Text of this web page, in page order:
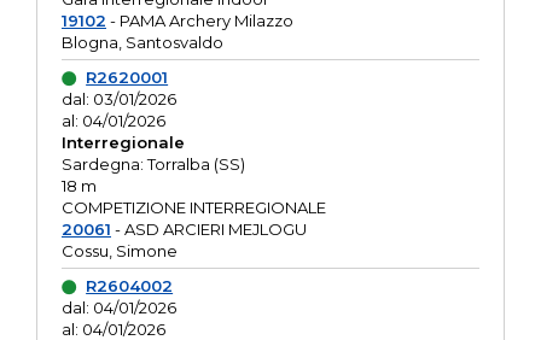
19102 - PAMA Archery Milazzo
Blogna, Santosvaldo
R2620001
dal: 03/01/2026
al: 04/01/2026
Interregionale
Sardegna: Torralba (SS)
18 m
COMPETIZIONE INTERREGIONALE
20061 - ASD ARCIERI MEJLOGU
Cossu, Simone
R2604002
dal: 04/01/2026
al: 04/01/2026